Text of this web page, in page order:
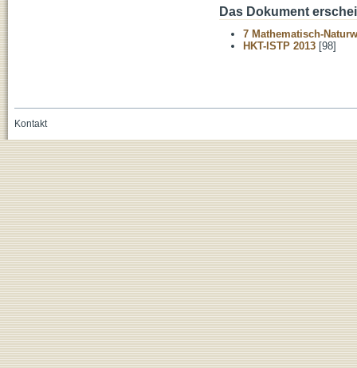
Das Dokument
7 Mathematisch-
HKT-ISTP 2013 [98]
Kontakt